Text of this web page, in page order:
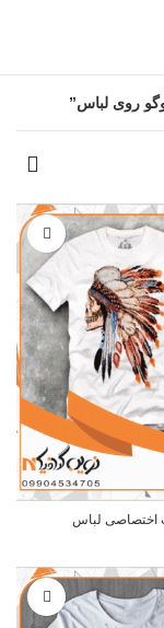
روی لباس”
اختصاصی لباس